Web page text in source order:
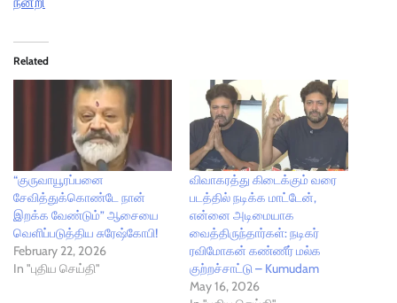
Related
“குருவாயூரப்பனை
சேவித்துக்கொண்டே நான்
இறக்க வேண்டும்” ஆசையை
வெளிப்படுத்திய சுரேஷ்கோபி!
February 22, 2026
In "புதிய செய்தி"
விவாகரத்து கிடைக்கும் வரை
படத்தில் நடிக்க மாட்டேன்,
என்னை அடிமையாக
வைத்திருந்தார்கள்: நடிகர்
ரவிமோகன் கண்ணீர் மல்க
குற்றச்சாட்டு – Kumudam
May 16, 2026